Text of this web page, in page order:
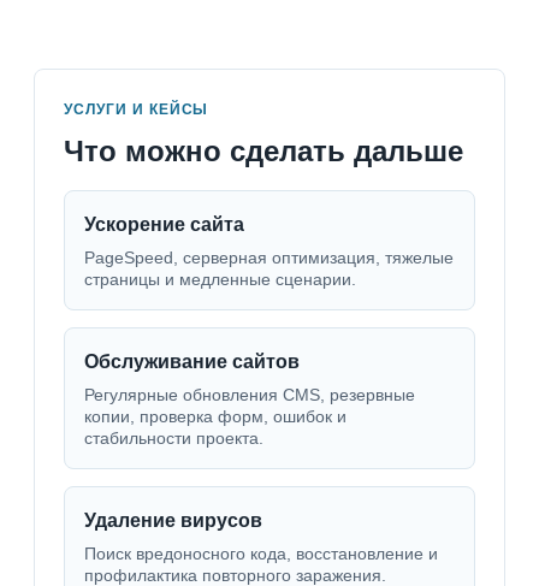
УСЛУГИ И КЕЙСЫ
Что можно сделать дальше
Ускорение сайта
PageSpeed, серверная оптимизация, тяжелые
страницы и медленные сценарии.
Обслуживание сайтов
Регулярные обновления CMS, резервные
копии, проверка форм, ошибок и
стабильности проекта.
Удаление вирусов
Поиск вредоносного кода, восстановление и
профилактика повторного заражения.